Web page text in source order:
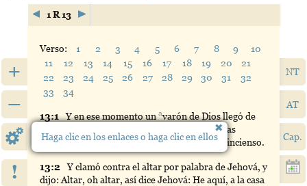
+
–
!
NT
AT
Cap.
1 R 13
Verso: 1 2 3 4 5 6 7 8 9
10
11
12 13 14 15 16 17 18 19 20
21
22
23 24 25 26 27 28 29 30 31
32
33
34
13:1 Yen ese momento unavarónde Dios llegó de
Judá a Bet-el, por palabra de Jehová, mientras
Jeroboam estaba junto al altar para quemar incienso.
13:2 Yclamó contra el altar por palabra de Jehová, y
dijo: Altar, oh altar, así dice Jehová: He aquí, a la casa
Haga clic en los enlaces o haga clic en ellos